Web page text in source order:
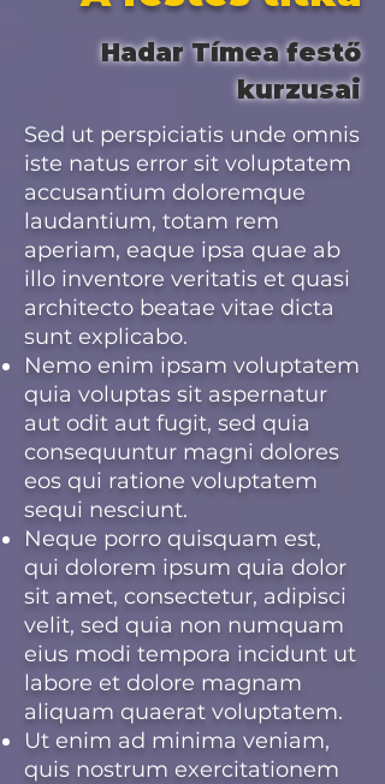
Hadar Tímea festő
kurzusai
Sed ut perspiciatis unde omnis
iste natus error sit voluptatem
accusantium doloremque
laudantium, totam rem
aperiam, eaque ipsa quae ab
illo inventore veritatis et quasi
architecto beatae vitae dicta
sunt explicabo.
Nemo enim ipsam voluptatem
quia voluptas sit aspernatur
aut odit aut fugit, sed quia
consequuntur magni dolores
eos qui ratione voluptatem
sequi nesciunt.
Neque porro quisquam est,
qui dolorem ipsum quia dolor
sit amet, consectetur, adipisci
velit, sed quia non numquam
eius modi tempora incidunt ut
labore et dolore magnam
aliquam quaerat voluptatem.
Ut enim ad minima veniam,
quis nostrum exercitationem